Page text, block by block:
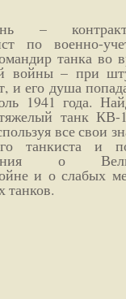
–
по военно-
танка во
войны – при
и его душа
1941 года.
танк
все свои
танкиста и
о
и о слабых
танков.